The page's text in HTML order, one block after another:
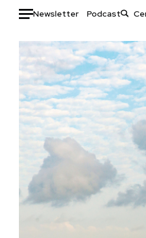
Newsletter Podcast
HOME
Italia
Mondo
Politica
Tecnologia
Scienza
Cultura